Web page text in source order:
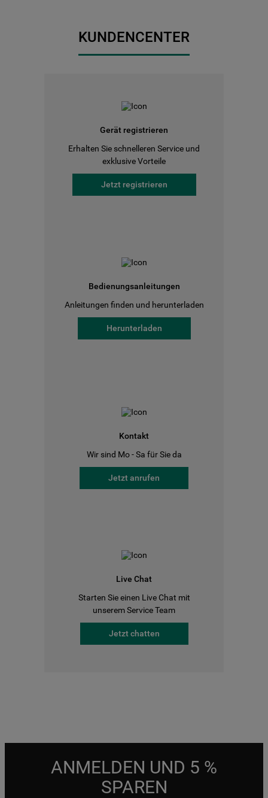
KUNDENCENTER
Gerät registrieren
Erhalten Sie schnelleren Service und
exklusive Vorteile
Jetzt registrieren
Bedienungsanleitungen
Anleitungen finden und herunterladen
Herunterladen
Kontakt
Wir sind Mo - Sa für Sie da
Jetzt anrufen
Live Chat
Starten Sie einen Live Chat mit
unserem Service Team
Jetzt chatten
ANMELDEN UND 5 %
SPAREN